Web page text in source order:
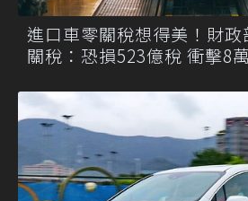
進口車零關稅想得美！財
關稅：恐損523億稅 衝擊8